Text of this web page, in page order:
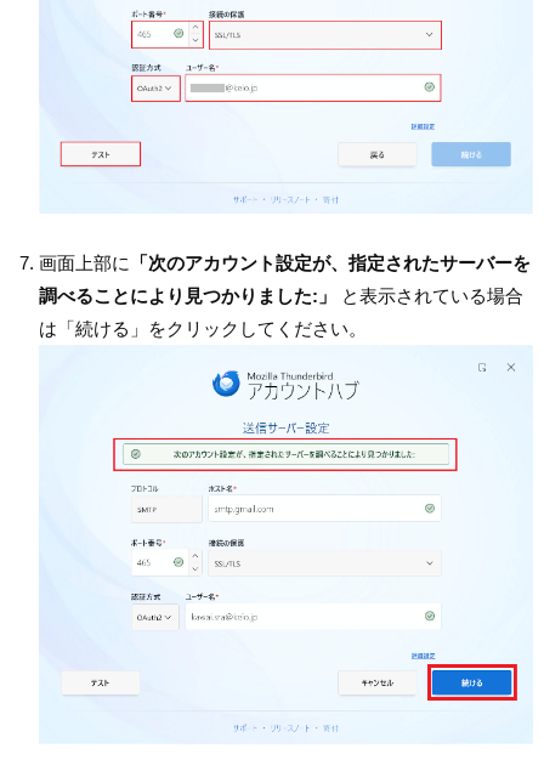
画面上部に
「次のアカウント設定が、指定されたサーバーを
調べることにより見つかりました:」
と表示されている場合
は「続ける」をクリックしてください。